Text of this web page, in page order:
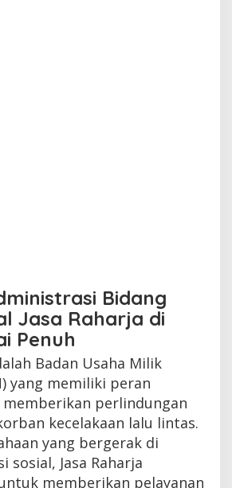
Bidang
Jasa Raharja di
Penuh
Badan Usaha Milik
yang memiliki peran
perlindungan
kecelakaan lalu lintas.
yang bergerak di
sosial, Jasa Raharja
memberikan pelayanan